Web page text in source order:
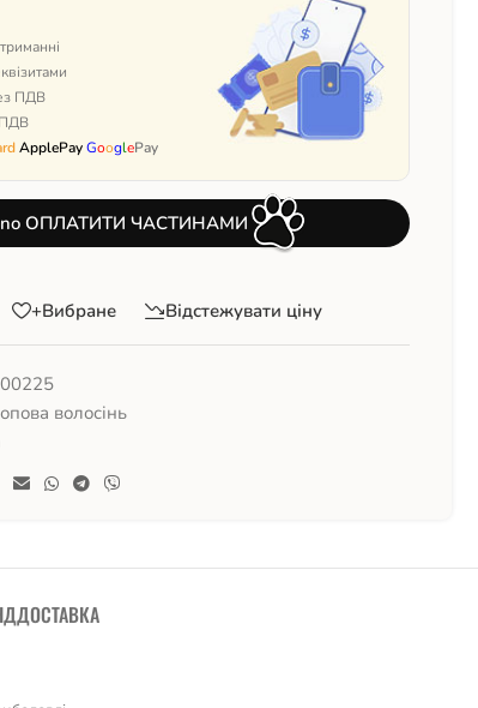
ПДВ
ПДВ
ApplePay GooglePay
ОПЛАТИТИ ЧАСТИНАМИ
+Вибране Відстежувати ціну
волосінь
ДОСТАВКА